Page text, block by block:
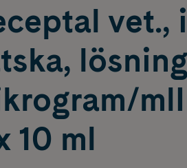
vet.,
10 ml